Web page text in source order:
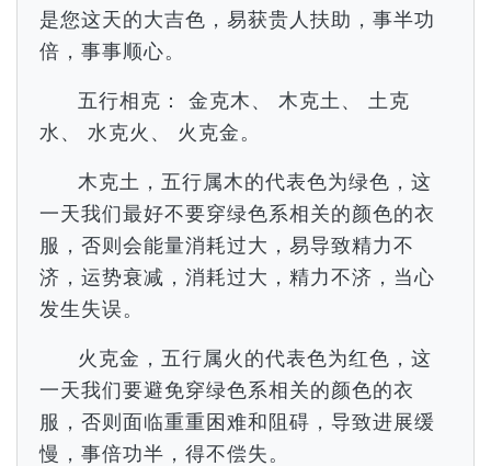
是您这天的大吉色，易获贵人扶助，事半功
倍，事事顺心。
五行相克： 金克木、 木克土、 土克
水、 水克火、 火克金。
木克土，五行属木的代表色为绿色，这
一天我们最好不要穿绿色系相关的颜色的衣
服，否则会能量消耗过大，易导致精力不
济，运势衰减，消耗过大，精力不济，当心
发生失误。
火克金，五行属火的代表色为红色，这
一天我们要避免穿绿色系相关的颜色的衣
服，否则面临重重困难和阻碍，导致进展缓
慢，事倍功半，得不偿失。